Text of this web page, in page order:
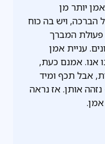
יותר מן
הברכה, ויש בה כוח
פעולת המברך
עניית אמן
אנו. אמנם כעת,
אבל תכף ומיד
אותן. אז נראה